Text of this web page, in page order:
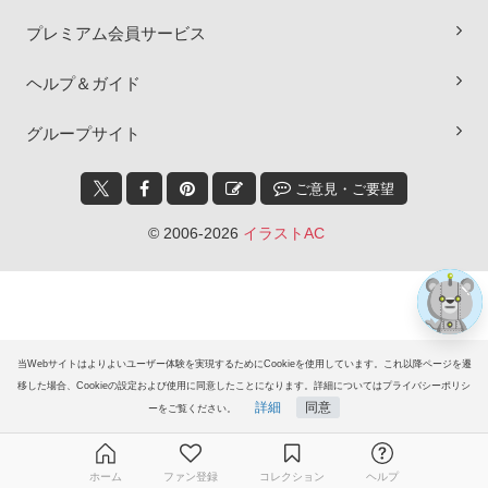
当Webサイトはよりよいユーザー体験を実現するためにCookieを使用しています。これ以降ページを遷
移した場合、Cookieの設定および使用に同意したことになります。詳細についてはプライバシーポリシ
ーをご覧ください。 詳細 同意
プレミアム会員サービス
ヘルプ＆ガイド
グループサイト
ご意見・ご要望
© 2006-2026 イラストAC
ホーム ファン登録 コレクション ヘルプ